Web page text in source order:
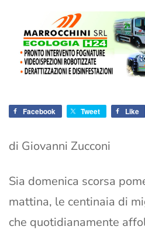
Facebook Tweet Like
di Giovanni Zucconi
Sia domenica scorsa
mattina, le centinaia di
che quotidianamente